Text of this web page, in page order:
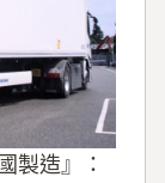
製造』：